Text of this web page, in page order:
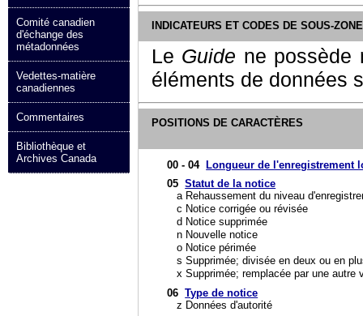
Comité canadien
d'échange des
métadonnées
Vedettes-matière
canadiennes
Commentaires
Bibliothèque et
Archives Canada
INDICATEURS ET CODES DE SOUS-
Le Guide ne possède
éléments de données
POSITIONS DE CARACTÈRES
00 - 04 Longueur de l'enregistrement
05Statut de la notice
a Rehaussement du niveau
c Notice corrigée ou révisée
d Notice supprimée
n Nouvelle notice
o Notice périmée
s Supprimée; divisée en deux ou en
x Supprimée; remplacée par une autre
06Type de notice
z Données d'autorité